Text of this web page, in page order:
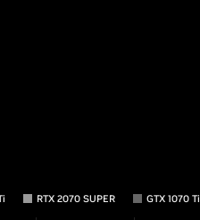
RTX 2070 SUPER GTX 1070 Ti